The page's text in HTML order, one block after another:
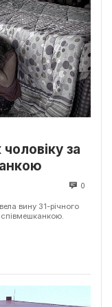
за
0
вину 31-річного
співмешканкою.